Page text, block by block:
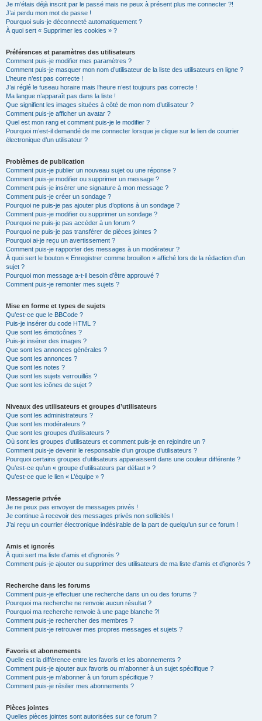
Je m’étais déjà inscrit par le passé mais ne peux à présent plus me connecter ?!
J’ai perdu mon mot de passe !
Pourquoi suis-je déconnecté automatiquement ?
À quoi sert « Supprimer les cookies » ?
Préférences et paramètres des utilisateurs
Comment puis-je modifier mes paramètres ?
Comment puis-je masquer mon nom d’utilisateur de la liste des utilisateurs en ligne ?
L’heure n’est pas correcte !
J’ai réglé le fuseau horaire mais l’heure n’est toujours pas correcte !
Ma langue n’apparaît pas dans la liste !
Que signifient les images situées à côté de mon nom d’utilisateur ?
Comment puis-je afficher un avatar ?
Quel est mon rang et comment puis-je le modifier ?
Pourquoi m’est-il demandé de me connecter lorsque je clique sur le lien de courrier
électronique d’un utilisateur ?
Problèmes de publication
Comment puis-je publier un nouveau sujet ou une réponse ?
Comment puis-je modifier ou supprimer un message ?
Comment puis-je insérer une signature à mon message ?
Comment puis-je créer un sondage ?
Pourquoi ne puis-je pas ajouter plus d’options à un sondage ?
Comment puis-je modifier ou supprimer un sondage ?
Pourquoi ne puis-je pas accéder à un forum ?
Pourquoi ne puis-je pas transférer de pièces jointes ?
Pourquoi ai-je reçu un avertissement ?
Comment puis-je rapporter des messages à un modérateur ?
À quoi sert le bouton « Enregistrer comme brouillon » affiché lors de la rédaction d’un
sujet ?
Pourquoi mon message a-t-il besoin d’être approuvé ?
Comment puis-je remonter mes sujets ?
Mise en forme et types de sujets
Qu’est-ce que le BBCode ?
Puis-je insérer du code HTML ?
Que sont les émoticônes ?
Puis-je insérer des images ?
Que sont les annonces générales ?
Que sont les annonces ?
Que sont les notes ?
Que sont les sujets verrouillés ?
Que sont les icônes de sujet ?
Niveaux des utilisateurs et groupes d’utilisateurs
Que sont les administrateurs ?
Que sont les modérateurs ?
Que sont les groupes d’utilisateurs ?
Où sont les groupes d’utilisateurs et comment puis-je en rejoindre un ?
Comment puis-je devenir le responsable d’un groupe d’utilisateurs ?
Pourquoi certains groupes d’utilisateurs apparaissent dans une couleur différente ?
Qu’est-ce qu’un « groupe d’utilisateurs par défaut » ?
Qu’est-ce que le lien « L’équipe » ?
Messagerie privée
Je ne peux pas envoyer de messages privés !
Je continue à recevoir des messages privés non sollicités !
J’ai reçu un courrier électronique indésirable de la part de quelqu’un sur ce forum !
Amis et ignorés
À quoi sert ma liste d’amis et d’ignorés ?
Comment puis-je ajouter ou supprimer des utilisateurs de ma liste d’amis et d’ignorés ?
Recherche dans les forums
Comment puis-je effectuer une recherche dans un ou des forums ?
Pourquoi ma recherche ne renvoie aucun résultat ?
Pourquoi ma recherche renvoie à une page blanche ?!
Comment puis-je rechercher des membres ?
Comment puis-je retrouver mes propres messages et sujets ?
Favoris et abonnements
Quelle est la différence entre les favoris et les abonnements ?
Comment puis-je ajouter aux favoris ou m’abonner à un sujet spécifique ?
Comment puis-je m’abonner à un forum spécifique ?
Comment puis-je résilier mes abonnements ?
Pièces jointes
Quelles pièces jointes sont autorisées sur ce forum ?